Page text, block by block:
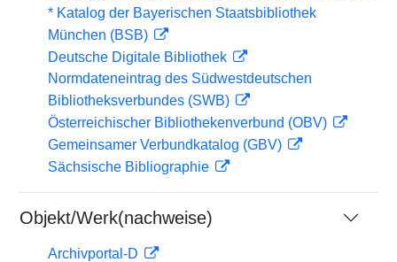
* Katalog der Bayerischen Staatsbibliothek
München (BSB)
Deutsche Digitale Bibliothek
Normdateneintrag des Südwestdeutschen
Bibliotheksverbundes (SWB)
Österreichischer Bibliothekenverbund (OBV)
Gemeinsamer Verbundkatalog (GBV)
Sächsische Bibliographie
Objekt/Werk(nachweise)
Archivportal-D